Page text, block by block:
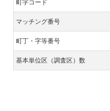
町字コード
マッチング番号
町丁・字等番号
基本単位区（調査区）数